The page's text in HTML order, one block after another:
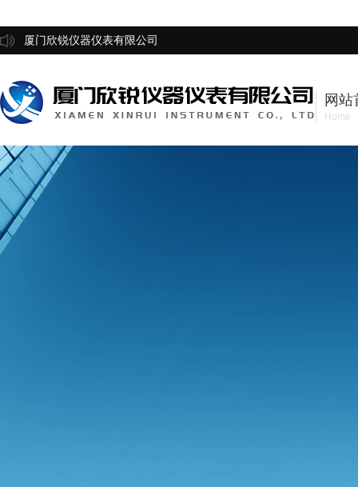
厦门欣锐仪器仪表有限公司
网站
Home